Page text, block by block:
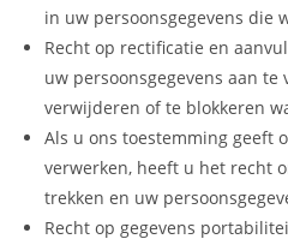
in uw persoonsgegevens die
Recht op rectificatie en
uw persoonsgegevens aan
verwijderen of te blokkeren
Als u ons toestemming geeft
verwerken, heeft u het recht
trekken en uw
Recht op gegevens